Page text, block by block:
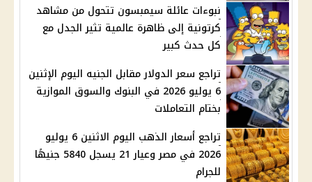
نبوءات عائلة سيمبسون تتحول من مشاهد
كرتونية إلى ظاهرة عالمية تثير الجدل مع
كل حدث كبير
تراجع سعر الدولار مقابل الجنيه اليوم الإثنين
6 يوليو 2026 في البنوك والسوق الموازية
بختام التعاملات
تراجع أسعار الذهب اليوم الاثنين 6 يوليو
2026 في مصر وعيار 21 يسجل 5840 جنيهًا
للجرام